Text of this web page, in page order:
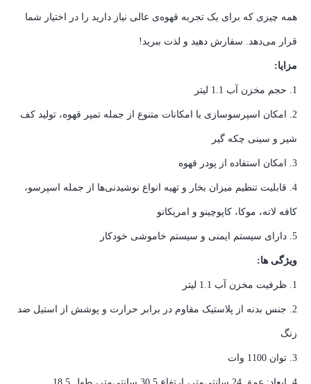
همه چیزی که برای یک تجربه قهوه‌ی عالی نیاز دارید را در اختیار شما
قرار می‌دهد. سفارش دهید و لذت ببرید!
مزایا:
1. حجم مخزن آب 1.1 لیتر
2. امکان اسپرسوسازی با امکانات متنوع از جمله تمپر قهوه، تولید کف
شیر و سینی چکه گیر
3. امکان استفاده از پودر قهوه
4. قابلیت تنظیم میزان بخار و تهیه انواع نوشیدنی‌ها از جمله اسپرسو،
کافه لاته، موکا، کاپوچینو و امریکانو
5. دارای سیستم ایمنی و سیستم خاموشی خودکار
ویژگی ها:
1. ظرفیت مخزن آب 1.1 لیتر
2. جنس بدنه از پلاستیک مقاوم در برابر حرارت و پوشش از استیل ضد
زنگ
3. توان 1100 وات